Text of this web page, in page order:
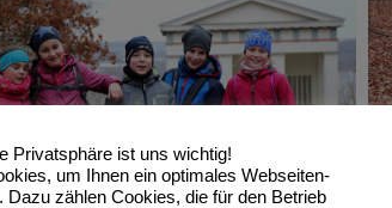
Privatsphäre ist uns wichtig!
um Ihnen ein optimales Webseiten-
Dazu zählen Cookies, die für den Betrieb